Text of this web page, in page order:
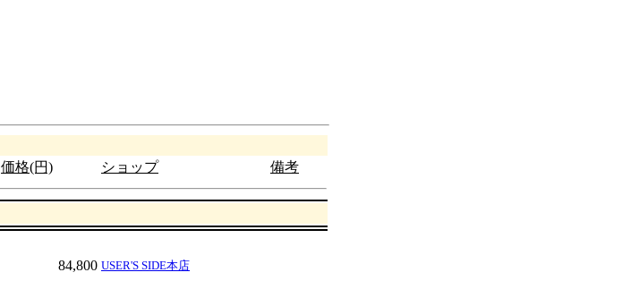
価格(円) ショップ 備考
84,800 USER'S SIDE本店